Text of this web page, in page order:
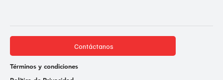
Contáctanos
Términos y condiciones